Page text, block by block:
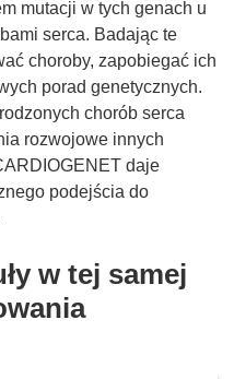
mutacji w tych genach u
serca. Badając te
choroby, zapobiegać ich
porad genetycznych.
chorób serca
rozwojowe innych
daje
podejścia do
w tej samej